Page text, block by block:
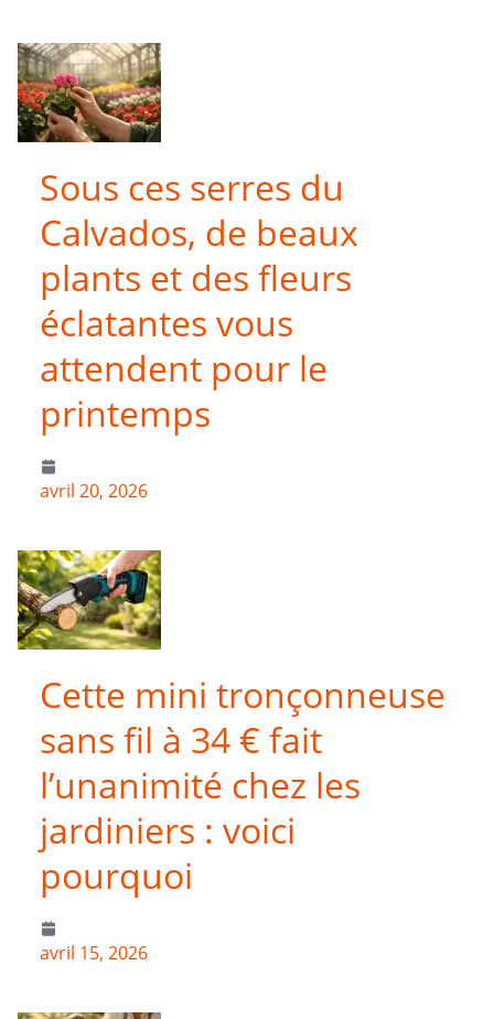
Sous ces serres du
Calvados, de beaux
plants et des fleurs
éclatantes vous
attendent pour le
printemps
avril 20, 2026
Cette mini tronçonneuse
sans fil à 34 € fait
l’unanimité chez les
jardiniers : voici
pourquoi
avril 15, 2026